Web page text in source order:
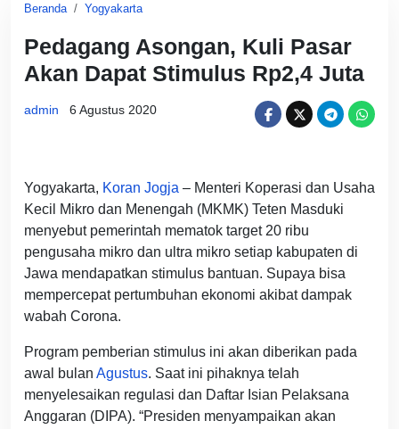
Beranda Yogyakarta
Pedagang Asongan, Kuli Pasar
Akan Dapat Stimulus Rp2,4 Juta
admin 6 Agustus 2020
Yogyakarta, Koran Jogja – Menteri Koperasi dan Usaha
Kecil Mikro dan Menengah (MKMK) Teten Masduki
menyebut pemerintah mematok target 20 ribu
pengusaha mikro dan ultra mikro setiap kabupaten di
Jawa mendapatkan stimulus bantuan. Supaya bisa
mempercepat pertumbuhan ekonomi akibat dampak
wabah Corona.
Program pemberian stimulus ini akan diberikan pada
awal bulan Agustus. Saat ini pihaknya telah
menyelesaikan regulasi dan Daftar Isian Pelaksana
Anggaran (DIPA). “Presiden menyampaikan akan